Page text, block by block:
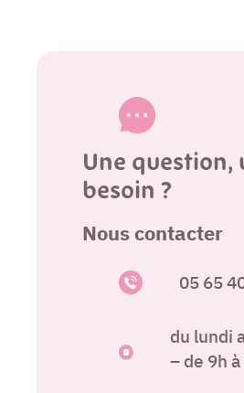
Une question,
besoin ?
Nous contacter
05 65
du lundi
– de 9h